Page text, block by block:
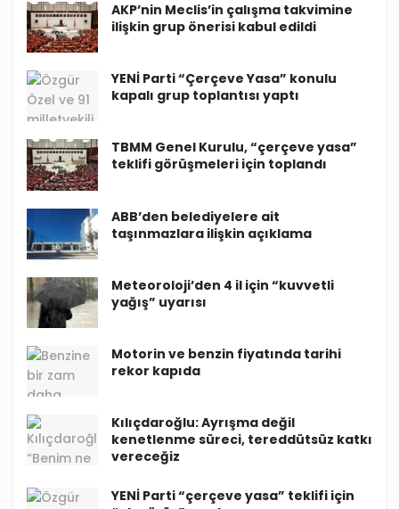
AKP’nin Meclis’in çalışma takvimine
ilişkin grup önerisi kabul edildi
YENİ Parti “Çerçeve Yasa” konulu
kapalı grup toplantısı yaptı
TBMM Genel Kurulu, “çerçeve yasa”
teklifi görüşmeleri için toplandı
ABB’den belediyelere ait
taşınmazlara ilişkin açıklama
Meteoroloji’den 4 il için “kuvvetli
yağış” uyarısı
Motorin ve benzin fiyatında tarihi
rekor kapıda
Kılıçdaroğlu: Ayrışma değil
kenetlenme süreci, tereddütsüz katkı
vereceğiz
YENİ Parti “çerçeve yasa” teklifi için